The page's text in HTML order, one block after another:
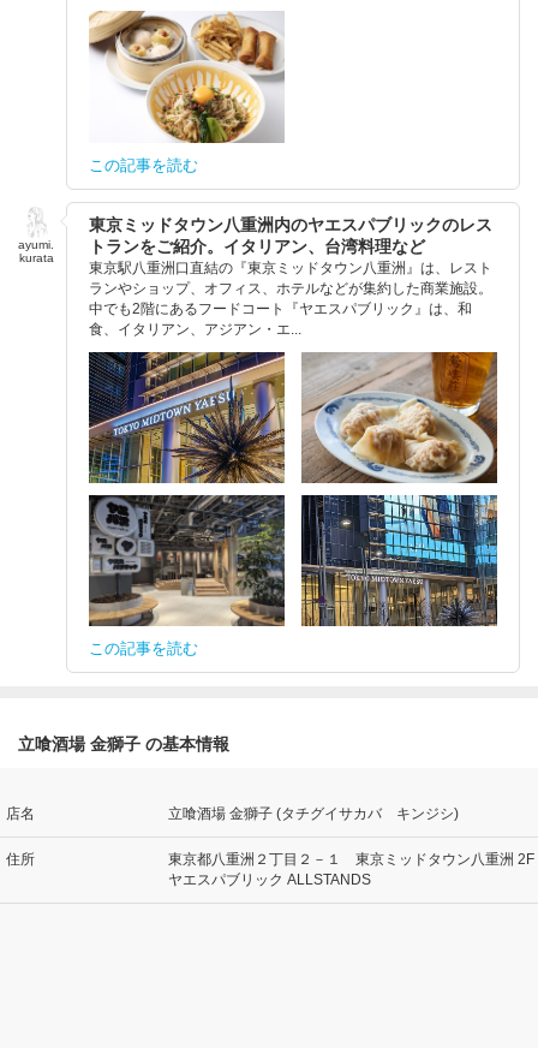
この記事を読む
ayumi.
kurata
東京ミッドタウン八重洲内のヤエスパブリックのレス
トランをご紹介。イタリアン、台湾料理など
東京駅八重洲口直結の『東京ミッドタウン八重洲』は、レスト
ランやショップ、オフィス、ホテルなどが集約した商業施設。
中でも2階にあるフードコート『ヤエスパブリック』は、和
食、イタリアン、アジアン・エ...
この記事を読む
立喰酒場 金獅子 の基本情報
店名 立喰酒場 金獅子 (タチグイサカバ キンジシ)
住所
東京都八重洲２丁目２－１ 東京ミッドタウン八重洲 2F
ヤエスパブリック ALLSTANDS